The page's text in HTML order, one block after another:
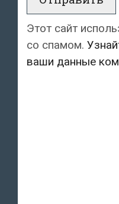
Этот сайт
со спамом.
ваши данные